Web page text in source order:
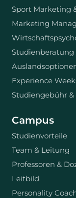
Sport Marketing
Marketing
Studienberatung
Experience
Studiengebühr
Campus
Studienvorteile
Team & Leitung
Professoren &
Leitbild
Personality